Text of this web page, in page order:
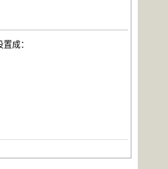
成：